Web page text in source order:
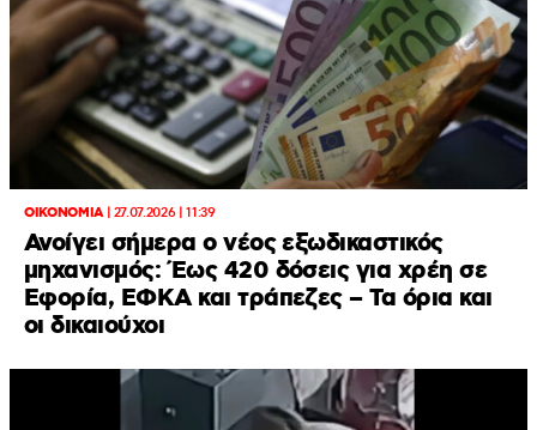
ΟΙΚΟΝΟΜΙΑ| 27.07.2026 | 11:39
Ανοίγει σήμερα ο νέος εξωδικαστικός
μηχανισμός: Έως 420 δόσεις για χρέη σε
Εφορία, ΕΦΚΑ και τράπεζες – Τα όρια και
οι δικαιούχοι